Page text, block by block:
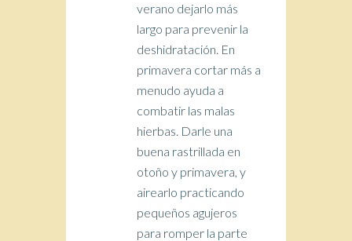
verano dejarlo más
largo para prevenir la
deshidratación. En
primavera cortar más a
menudo ayuda a
combatir las malas
hierbas. Darle una
buena rastrillada en
otoño y primavera, y
airearlo practicando
pequeños agujeros
para romper la parte